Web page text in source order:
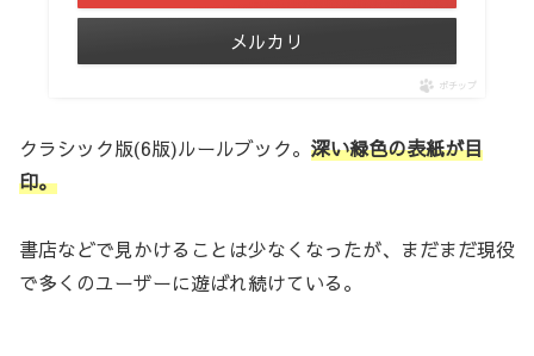
メルカリ
ポチップ
クラシック版(6版)ルールブック。 深い緑色の表紙が目
印。
書店などで見かけることは少なくなったが、まだまだ現役
で多くのユーザーに遊ばれ続けている。